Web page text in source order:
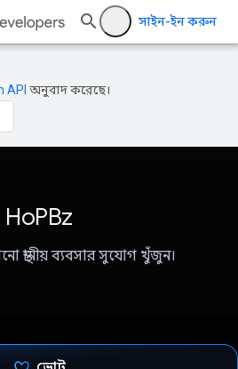
সাইন-ইন করুন
API অনুবাদ করেছে।
HoPBz
স্থানীয় ব্যবসার সুযোগ খুঁজুন।